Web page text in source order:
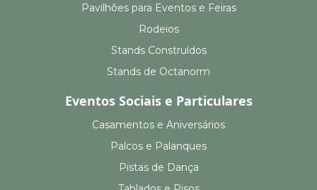
Pavilhões para Eventos e Feiras
Rodeios
Stands Construídos
Stands de Octanorm
Eventos Sociais e Particulares
Casamentos e Aniversários
Palcos e Palanques
Pistas de Dança